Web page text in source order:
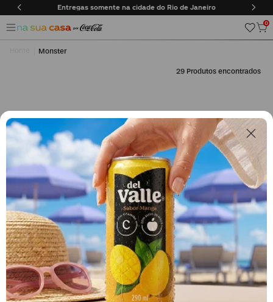
Entregas somente na cidade do Rio de Janeiro
0
Monster
29
Segunda a sexta, das 9h às 17h.
Exceto feriados.
0800 023 5338
Fale sobre seu pedido